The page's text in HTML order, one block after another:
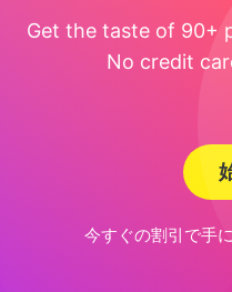
Get the taste of 90+
No credit
今すぐの割引で手